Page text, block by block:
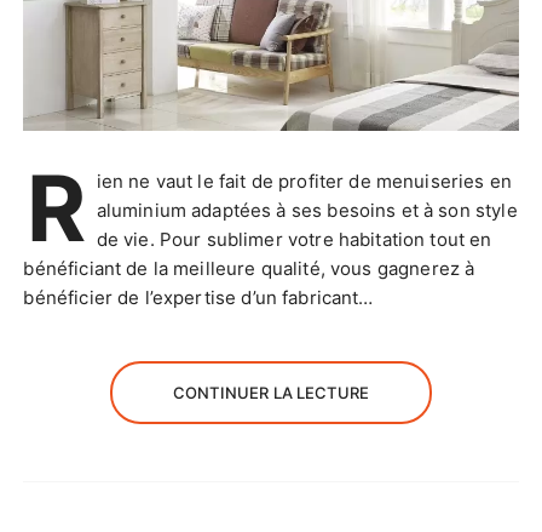
R ien ne vaut le fait de profiter de menuiseries en
aluminium adaptées à ses besoins et à son style
de vie. Pour sublimer votre habitation tout en
bénéficiant de la meilleure qualité, vous gagnerez à
bénéficier de l’expertise d’un fabricant…
CONTINUER LA LECTURE